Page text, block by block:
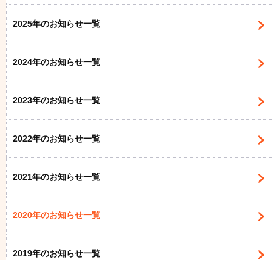
2025年のお知らせ一覧
2024年のお知らせ一覧
2023年のお知らせ一覧
2022年のお知らせ一覧
2021年のお知らせ一覧
2020年のお知らせ一覧
2019年のお知らせ一覧